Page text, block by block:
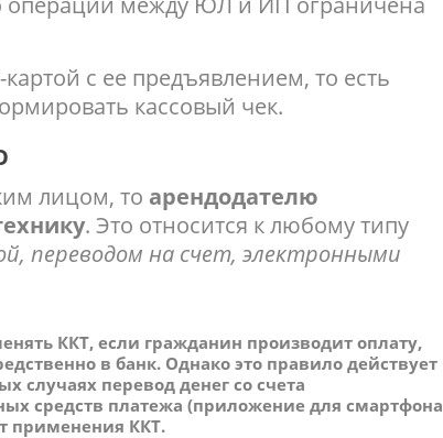
с ее предъявлением, то есть
кассовый чек.
лицом, то арендодателю
. Это относится к любому типу
переводом на счет, электронными
ККТ, если гражданин производит оплату,
в банк. Однако это правило действует
случаях перевод денег со счета
средств платежа (приложение для
применения ККТ.